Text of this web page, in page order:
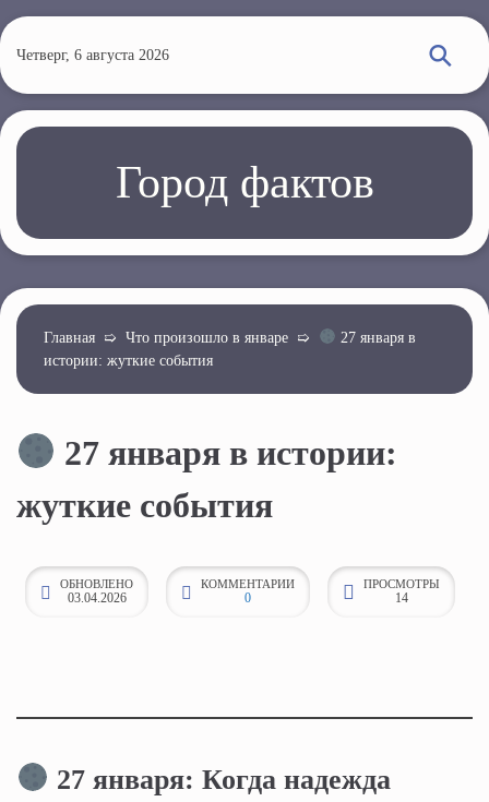
е
р
й
о
н
Четверг, 6 августа 2026
Город фактов
Главная ➯ Что произошло в январе ➯
27 января в
истории: жуткие события
27 января в истории:
жуткие события
ОБНОВЛЕНО
03.04.2026
КОММЕНТАРИИ
0
ПРОСМОТРЫ
14
27 января: Когда надежда